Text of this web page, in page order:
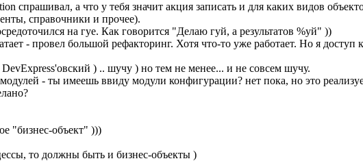
спрашивал, а что у тебя значит акция записать и для каких видов
справочники и прочее).
на гуе. Как говорится "Делаю гуй, а результатов %уй" ))
- провел большой рефакторинг. Хотя что-то уже работает. Но я
) .. шучу ) но тем не менее... и не совсем шучу.
- ты имеешь ввиду модули конфигурации? нет пока, но это
"бизнес-объект" )))
то должны быть и бизнес-объекты )